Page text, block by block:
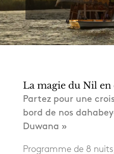
La magie du Nil en
Partez pour une
bord de nos
Duwana »
Programme de 8